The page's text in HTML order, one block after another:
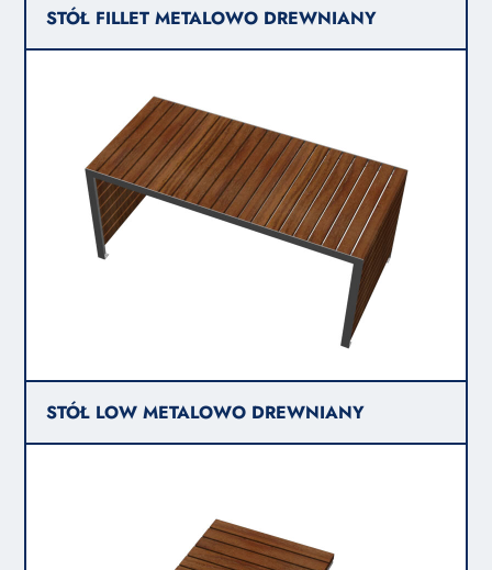
STÓŁ FILLET METALOWO DREWNIANY
STÓŁ LOW METALOWO DREWNIANY